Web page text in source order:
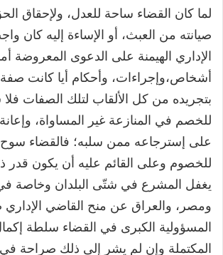
لما كان القضاء ساحة للعدل، ولإحقاق
صيانته من العبث، أو الإساءة إليه كان
الإداري الهيمنة على الدعوى المعروضة
أشخاص،وإجراءات، وأحكام أيا كانت صفة
بتجريده من كل الألقاب لتلك الصفات فلا
للخصم في المنازعة غير المساواة،
على إسترجاعه ممن سلبه؛ فالقضاء سوح
للخصوم وعلى القائم عليه أن يكون قدر
يغفل المشرع في شتّى البلدان وخاصة
ومصر، والعراق عن منح القاضي
المسؤولية الكبرى في القضاء سلطة إكمال
المكتملة وإن لم يشر إلى ذلك صراحة